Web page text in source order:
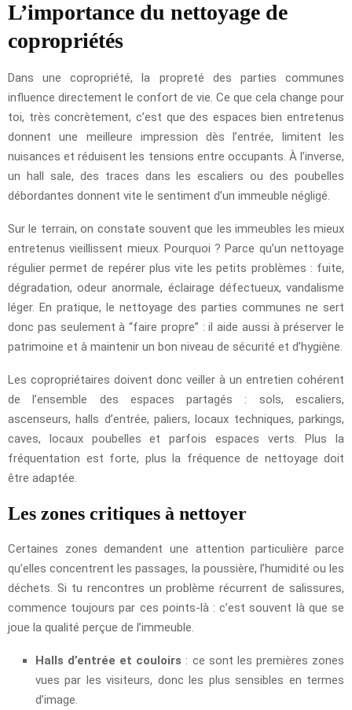
L’importance du nettoyage de
copropriétés
Dans une copropriété, la propreté des parties communes
influence directement le confort de vie. Ce que cela change pour
toi, très concrètement, c’est que des espaces bien entretenus
donnent une meilleure impression dès l’entrée, limitent les
nuisances et réduisent les tensions entre occupants. À l’inverse,
un hall sale, des traces dans les escaliers ou des poubelles
débordantes donnent vite le sentiment d’un immeuble négligé.
Sur le terrain, on constate souvent que les immeubles les mieux
entretenus vieillissent mieux. Pourquoi ? Parce qu’un nettoyage
régulier permet de repérer plus vite les petits problèmes : fuite,
dégradation, odeur anormale, éclairage défectueux, vandalisme
léger. En pratique, le nettoyage des parties communes ne sert
donc pas seulement à “faire propre” : il aide aussi à préserver le
patrimoine et à maintenir un bon niveau de sécurité et d’hygiène.
Les copropriétaires doivent donc veiller à un entretien cohérent
de l’ensemble des espaces partagés : sols, escaliers,
ascenseurs, halls d’entrée, paliers, locaux techniques, parkings,
caves, locaux poubelles et parfois espaces verts. Plus la
fréquentation est forte, plus la fréquence de nettoyage doit
être adaptée.
Les zones critiques à nettoyer
Certaines zones demandent une attention particulière parce
qu’elles concentrent les passages, la poussière, l’humidité ou les
déchets. Si tu rencontres un problème récurrent de salissures,
commence toujours par ces points-là : c’est souvent là que se
joue la qualité perçue de l’immeuble.
Halls d’entrée et couloirs : ce sont les premières zones
vues par les visiteurs, donc les plus sensibles en termes
d’image.